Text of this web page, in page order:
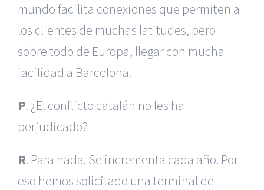
mundo facilita conexiones que permiten a
los clientes de muchas latitudes, pero
sobre todo de Europa, llegar con mucha
facilidad a Barcelona.
P. ¿El conflicto catalán no les ha
perjudicado?
R. Para nada. Se incrementa cada año. Por
eso hemos solicitado una terminal de